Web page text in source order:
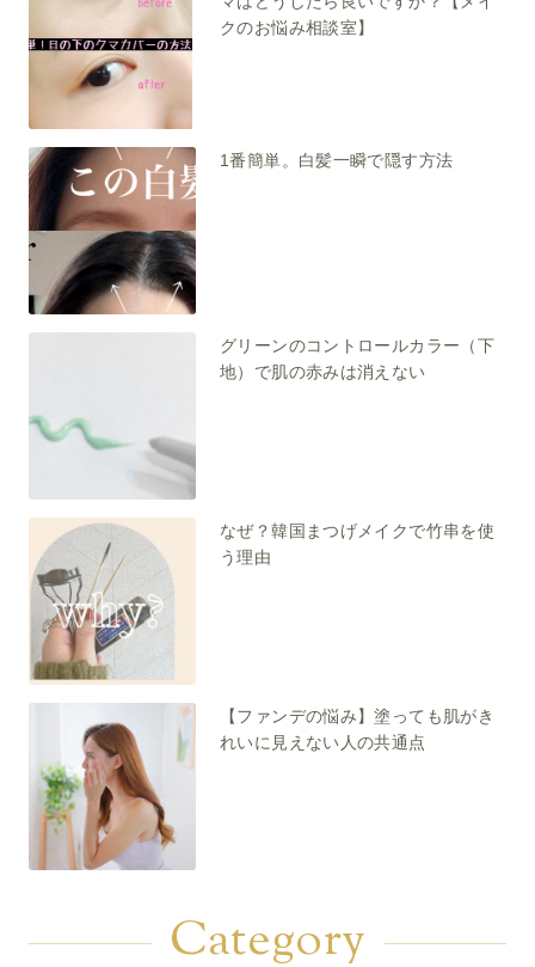
クのお悩み相談室】
1番簡単。白髪一瞬で隠す方法
グリーンのコントロールカラー（下
地）で肌の赤みは消えない
なぜ？韓国まつげメイクで竹串を使
う理由
【ファンデの悩み】塗っても肌がき
れいに見えない人の共通点
Category